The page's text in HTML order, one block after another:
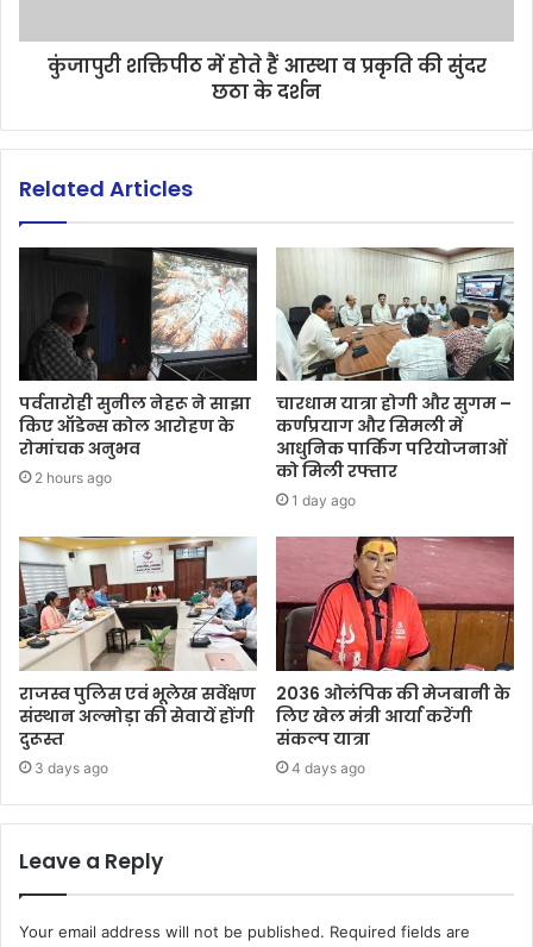
कुंजापुरी शक्तिपीठ में होते हैं आस्था व प्रकृति की सुंदर
छठा के दर्शन
Related Articles
पर्वतारोही सुनील नेहरू ने साझा
किए ऑडेन्स कोल आरोहण के
रोमांचक अनुभव
2 hours ago
चारधाम यात्रा होगी और सुगम –
कर्णप्रयाग और सिमली में
आधुनिक पार्किंग परियोजनाओं
को मिली रफ्तार
1 day ago
राजस्व पुलिस एवं भूलेख सर्वेक्षण
संस्थान अल्मोड़ा की सेवायें होंगी
दुरूस्त
3 days ago
2036 ओलंपिक की मेजबानी के
लिए खेल मंत्री आर्या करेंगी
संकल्प यात्रा
4 days ago
Leave a Reply
Your email address will not be published. Required fields are